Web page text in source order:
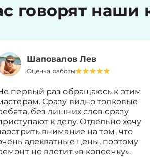
говорят наши
Шаповалов Лев
Оценка работы
первый раз обращаюсь к этим
Сразу видно толковые
без лишних слов сразу
к делу. Отдельно хочу
внимание на том, что
адекватные цены, поэтому
не влетит «в копеечку».